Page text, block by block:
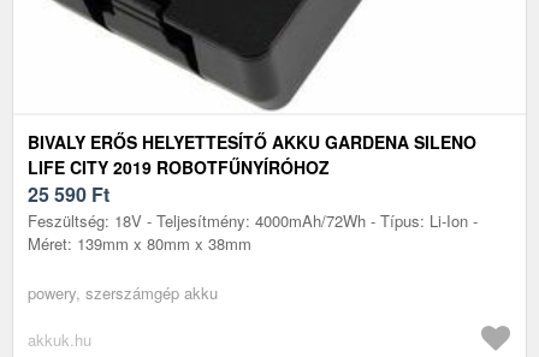
BIVALY ERŐS HELYETTESÍTŐ AKKU GARDENA SILENO
LIFE CITY 2019 ROBOTFŰNYÍRÓHOZ
25 590 Ft
Feszültség: 18V - Teljesítmény: 4000mAh/72Wh - Típus: Li-Ion -
Méret: 139mm x 80mm x 38mm
powery, szerszámgép akku
akkuk.hu